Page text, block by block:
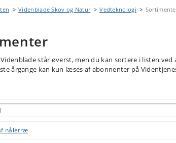
Videnblade Skov og Natur Vedteknologi
står øverst, men du kan sortere i listen ved
årgange kan kun læses af abonnenter på
nåletræ